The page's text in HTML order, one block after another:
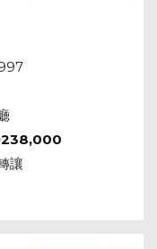
238,000
讓